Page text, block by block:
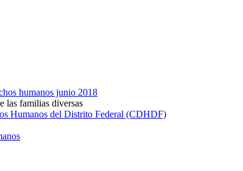
humanos junio 2018
las familias diversas
Humanos del Distrito Federal (CDHDF)